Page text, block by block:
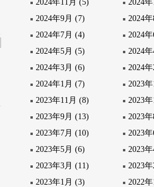
2024年11月 (5)
2024
2024年9月 (7)
2024
2024年7月 (4)
2024
2024年5月 (5)
2024
2024年3月 (6)
2024
2024年1月 (7)
2023
2023年11月 (8)
2023
2023年9月 (13)
2023
2023年7月 (10)
2023
2023年5月 (6)
2023
2023年3月 (11)
2023
2023年1月 (3)
2022